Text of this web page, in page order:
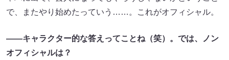
で、またやり始めたっていう……。これがオフィシャル。
――キャラクター的な答えってことね（笑）。では、ノン
オフィシャルは？